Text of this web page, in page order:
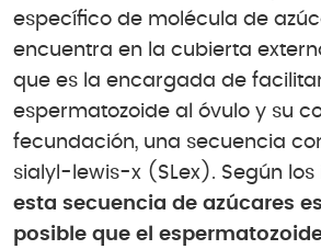
específico de molécula de
encuentra en la cubierta
que es la encargada de
espermatozoide al óvulo y su
fecundación, una secuencia
sialyl-lewis-x (SLex). Según los
esta secuencia de azúcares
posible que el